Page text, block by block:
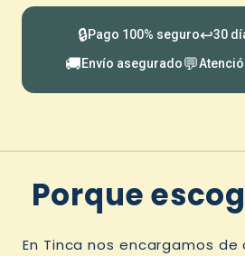
como paja… y los
dejan más graso.”
me da esa sensación de
cuidada’.”
❌Ansiedad táctil
“Toco
y siento tensión… como si
🔒Pago 100% seguro↩️30
🚚Envío asegurado💬
Porque
En Tinca nos encargamos